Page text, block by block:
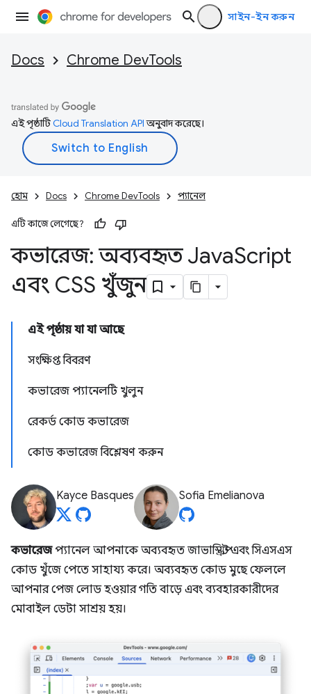
সাইন-ইন করুন
Docs Chrome DevTools
এই পৃষ্ঠাটিCloud Translation APIঅনুবাদ করেছে।
হোম Docs Chrome DevTools প্যানেল
এটি কাজে লেগেছে?
কভারেজ: অব্যবহৃত JavaScript
এবং CSS খুঁজুন
এই পৃষ্ঠায় যা যা আছে
সংক্ষিপ্ত বিবরণ
কভারেজ প্যানেলটি খুলুন
রেকর্ড কোড কভারেজ
কোড কভারেজ বিশ্লেষণ করুন
Kayce Basques Sofia Emelianova
কভারেজপ্যানেল আপনাকে অব্যবহৃত জাভাস্ক্রিপ্ট এবং সিএসএস
কোড খুঁজে পেতে সাহায্য করে। অব্যবহৃত কোড মুছে ফেললে
আপনার পেজ লোড হওয়ার গতি বাড়ে এবং ব্যবহারকারীদের
মোবাইল ডেটা সাশ্রয় হয়।